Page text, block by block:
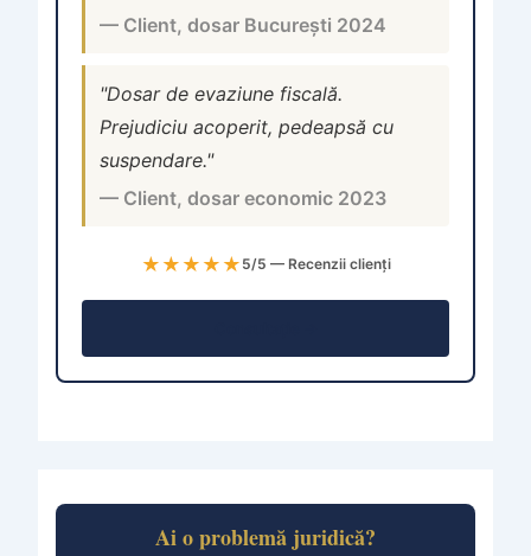
— Client, dosar București 2024
"Dosar de evaziune fiscală.
Prejudiciu acoperit, pedeapsă cu
suspendare."
— Client, dosar economic 2023
★★★★★ 5/5 — Recenzii clienți
Ai o problemă juridică?